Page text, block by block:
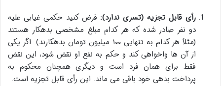
رأی قابل تجزیه (تسری ندارد): فرض کنید حکمی غیابی علیه
دو نفر صادر شده که هر کدام مبلغ مشخصی بدهکار هستند
(مثلاً هر کدام به تنهایی ۱۰۰ میلیون تومان بدهکارند). اگر یکی
از آن ها واخواهی کند و حکم به نفع او نقض شود، این نقض
فقط برای همان فرد است و دیگری همچنان محکوم به
پرداخت بدهی خود باقی می ماند. این رأی قابل تجزیه است.